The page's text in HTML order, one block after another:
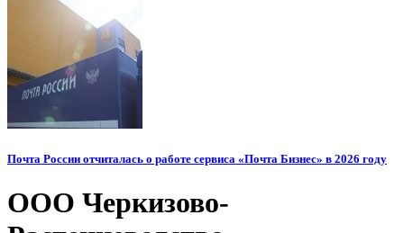
Почта России отчиталась о работе сервиса «Почта Бизнес» в 2026 году
ООО Черкизово-